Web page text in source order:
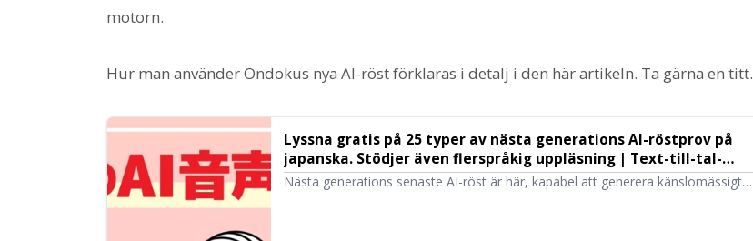
motorn.
Hur man använder Ondokus nya AI-röst förklaras i detalj i den här artikeln. Ta gärna en titt.
Lyssna gratis på 25 typer av nästa generations AI-röstprov på
japanska. Stödjer även flerspråkig uppläsning | Text-till-tal-
programvara Ondoku
Nästa generations senaste AI-röst är här, kapabel att generera känslomässigt